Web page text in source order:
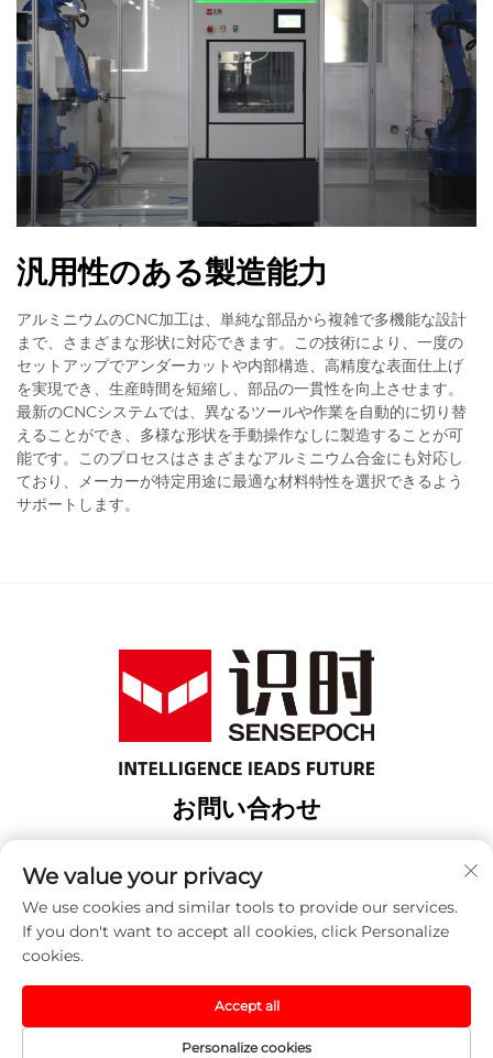
汎用性のある製造能力
アルミニウムのCNC加工は、単純な部品から複雑で多機能な設計
まで、さまざまな形状に対応できます。この技術により、一度の
セットアップでアンダーカットや内部構造、高精度な表面仕上げ
を実現でき、生産時間を短縮し、部品の一貫性を向上させます。
最新のCNCシステムでは、異なるツールや作業を自動的に切り替
えることができ、多様な形状を手動操作なしに製造することが可
能です。このプロセスはさまざまなアルミニウム合金にも対応し
ており、メーカーが特定用途に最適な材料特性を選択できるよう
サポートします。
お問い合わせ
電話番号：+86-13917707297
メールアドレス：[email protected]
著作権 © 2025 中国 センセポック（上海）オートメーション
テクノロジー株式会社。すべての権利は留保されます。 -
ライバシーポリシー
We value your privacy
We use cookies and similar tools to provide our services.
If you don't want to accept all cookies, click Personalize
cookies.
Personalize cookies
Accept all